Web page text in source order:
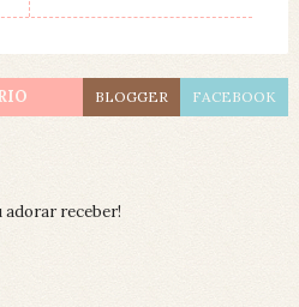
BLOGGER FACEBOOK
adorar receber!